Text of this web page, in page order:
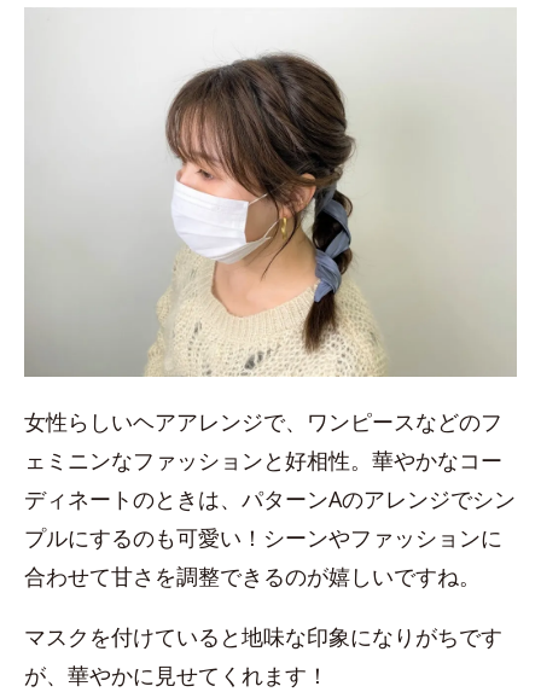
女性らしいヘアアレンジで、ワンピースなどのフ
ェミニンなファッションと好相性。華やかなコー
ディネートのときは、パターンAのアレンジでシン
プルにするのも可愛い！シーンやファッションに
合わせて甘さを調整できるのが嬉しいですね。
マスクを付けていると地味な印象になりがちです
が、華やかに見せてくれます！